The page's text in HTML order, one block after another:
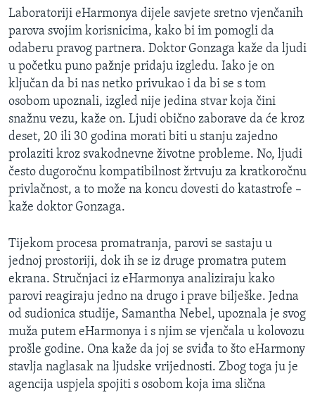
Laboratoriji eHarmonya dijele savjete sretno vjenčanih
parova svojim korisnicima, kako bi im pomogli da
odaberu pravog partnera. Doktor Gonzaga kaže da ljudi
u početku puno pažnje pridaju izgledu. Iako je on
ključan da bi nas netko privukao i da bi se s tom
osobom upoznali, izgled nije jedina stvar koja čini
snažnu vezu, kaže on. Ljudi obično zaborave da će kroz
deset, 20 ili 30 godina morati biti u stanju zajedno
prolaziti kroz svakodnevne životne probleme. No, ljudi
često dugoročnu kompatibilnost žrtvuju za kratkoročnu
privlačnost, a to može na koncu dovesti do katastrofe –
kaže doktor Gonzaga.
Tijekom procesa promatranja, parovi se sastaju u
jednoj prostoriji, dok ih se iz druge promatra putem
ekrana. Stručnjaci iz eHarmonya analiziraju kako
parovi reagiraju jedno na drugo i prave bilješke. Jedna
od sudionica studije, Samantha Nebel, upoznala je svog
muža putem eHarmonya i s njim se vjenčala u kolovozu
prošle godine. Ona kaže da joj se sviđa to što eHarmony
stavlja naglasak na ljudske vrijednosti. Zbog toga ju je
agencija uspjela spojiti s osobom koja ima slična